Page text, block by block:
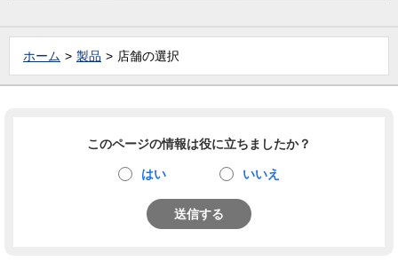
ホーム 製品 店舗の選択
このページの情報は役に立ちましたか？
はい いいえ
送信する